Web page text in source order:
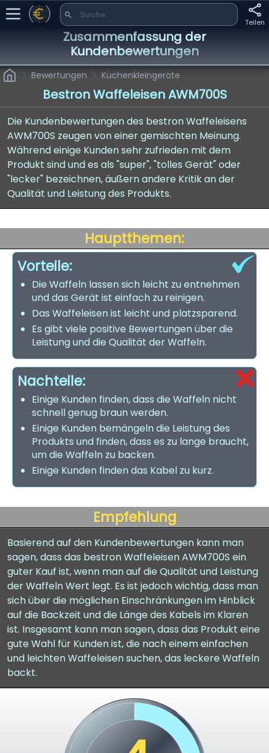
Teilen
Zusammenfassung der
Kundenbewertungen
Bewertungen Küchenkleingeräte
Bestron Waffeleisen AWM700S
Die Kundenbewertungen des bestron Waffeleisens
AWM700S zeugen von einer gemischten Meinung.
Während einige Kunden sehr zufrieden mit dem
Produkt sind und es als "super", "tolles Gerät" oder
"lecker" bezeichnen, äußern andere Kritik an der
Qualität und Leistung des Produkts.
Hauptthemen:
Vorteile:
Die Waffeln lassen sich leicht zu entnehmen
und das Gerät ist einfach zu reinigen.
Das Waffeleisen ist leicht und platzsparend.
Es gibt viele positive Bewertungen über die
Leistung und die Qualität der Waffeln.
Nachteile:
Einige Kunden finden, dass die Waffeln nicht
schnell genug braun werden.
Einige Kunden bemängeln die Leistung des
Produkts und finden, dass es zu lange braucht,
um die Waffeln zu backen.
Einige Kunden finden das Kabel zu kurz.
Empfehlung
Basierend auf den Kundenbewertungen kann man
sagen, dass das bestron Waffeleisen AWM700S ein
guter Kauf ist, wenn man auf die Qualität und Leistung
der Waffeln Wert legt. Es ist jedoch wichtig, dass man
sich über die möglichen Einschränkungen im Hinblick
auf die Backzeit und die Länge des Kabels im Klaren
ist. Insgesamt kann man sagen, dass das Produkt eine
gute Wahl für Kunden ist, die nach einem einfachen
und leichten Waffeleisen suchen, das leckere Waffeln
backt.